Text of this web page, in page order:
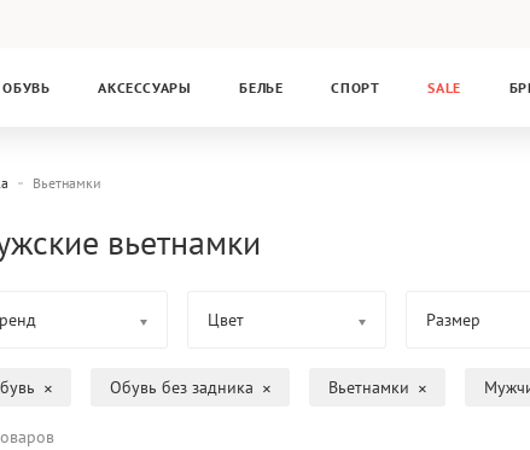
ОБУВЬ АКСЕССУАРЫ БЕЛЬЕ СПОРТ SALE
Вьетнамки
вьетнамки
Цвет Размер
Обувь без задника Вьетнамки